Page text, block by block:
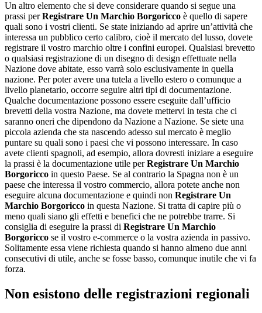
Un altro elemento che si deve considerare quando si segue una
prassi perRegistrare Un Marchio Borgoricco è quello di sapere
quali sono i vostri clienti. Se state iniziando ad aprire un’attività che
interessa un pubblico certo calibro, cioè il mercato del lusso, dovete
registrare il vostro marchio oltre i confini europei. Qualsiasi brevetto
o qualsiasi registrazione di un disegno di design effettuate nella
Nazione dove abitate, esso varrà solo esclusivamente in quella
nazione. Per poter avere una tutela a livello estero o comunque a
livello planetario, occorre seguire altri tipi di documentazione.
Qualche documentazione possono essere eseguite dall’ufficio
brevetti della vostra Nazione, ma dovete mettervi in testa che ci
saranno oneri che dipendono da Nazione a Nazione. Se siete una
piccola azienda che sta nascendo adesso sul mercato è meglio
puntare su quali sono i paesi che vi possono interessare. In caso
avete clienti spagnoli, ad esempio, allora dovresti iniziare a eseguire
la prassi è la documentazione utile perRegistrare Un Marchio
Borgoricco in questo Paese. Se al contrario la Spagna non è un
paese che interessa il vostro commercio, allora potete anche non
eseguire alcuna documentazione e quindi non Registrare Un
Marchio Borgoricco in questa Nazione. Si tratta di capire più o
meno quali siano gli effetti e benefici che ne potrebbe trarre. Si
consiglia di eseguire la prassi di Registrare Un Marchio
Borgoricco se il vostro e-commerce o la vostra azienda in passivo.
Solitamente essa viene richiesta quando si hanno almeno due anni
consecutivi di utile, anche se fosse basso, comunque inutile che vi fa
forza.
Non esistono delle registrazioni regionali